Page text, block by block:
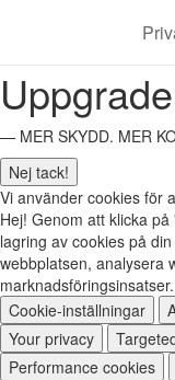
— MER SKYDD. MER
Nej tack!
Vi använder cookies för
Hej! Genom att klicka
lagring av cookies på
webbplatsen, analysera
marknadsföringsinsatser.
Cookie-inställningar
Your privacy
Performance cookies